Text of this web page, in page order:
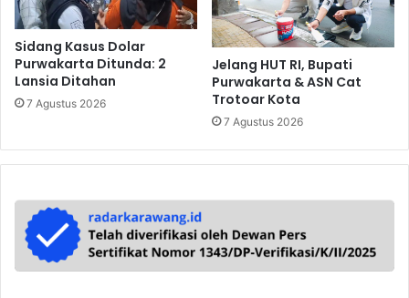
Sidang Kasus Dolar
Purwakarta Ditunda: 2
Lansia Ditahan
7 Agustus 2026
Jelang HUT RI, Bupati
Purwakarta & ASN Cat
Trotoar Kota
7 Agustus 2026